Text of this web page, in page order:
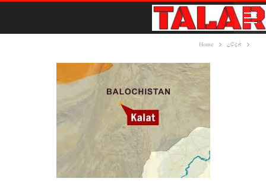
Home بلوچستان